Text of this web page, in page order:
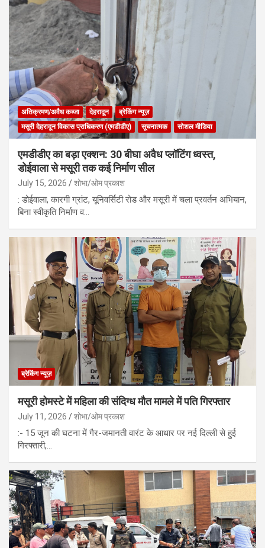
अतिक्रमण/अवैध कब्जा देहरादून
ब्रेकिंग न्यूज़
मसूरी देहरादून विकास प्राधिकरण (एमडीडीए)
सूचनात्मक सोशल मीडिया
एमडीडीए का बड़ा एक्शन: 30 बीघा अवैध प्लॉटिंग ध्वस्त,
डोईवाला से मसूरी तक कई निर्माण सील
July 15, 2026 शोभा/ओम प्रकाश
: डोईवाला, कारगी ग्रांट, यूनिवर्सिटी रोड और मसूरी में चला प्रवर्तन अभियान,
बिना स्वीकृति निर्माण व…
ब्रेकिंग न्यूज़
मसूरी होमस्टे में महिला की संदिग्ध मौत मामले में पति गिरफ्तार
July 11, 2026 शोभा/ओम प्रकाश
:- 15 जून की घटना में गैर-जमानती वारंट के आधार पर नई दिल्ली से हुई
गिरफ्तारी,…